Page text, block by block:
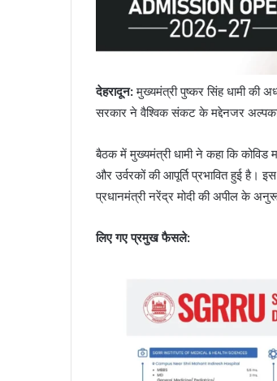
देहरादून:मुख्यमंत्री पुष्कर सिंह धामी की
सरकार ने वैश्विक संकट के मद्देनजर
बैठक में मुख्यमंत्री धामी ने कहा कि
और उर्वरकों की आपूर्ति प्रभावित हुई
प्रधानमंत्री नरेंद्र मोदी की अपील के
लिए गए प्रमुख फैसले: